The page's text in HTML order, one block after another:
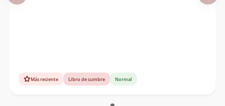
Más reciente Libro de cumbre Normal